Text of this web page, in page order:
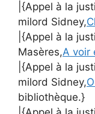
|{Appel à la
milord Sidney,
|{Appel à la
Masères,A voir
|{Appel à la
milord Sidney,
bibliothèque.}